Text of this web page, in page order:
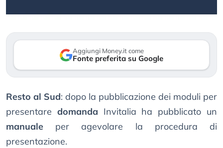
Aggiungi Money.it come
Fonte preferita su Google
Resto al Sud: dopo la pubblicazione dei moduli per
presentare domanda Invitalia ha pubblicato un
manuale per agevolare la procedura di
presentazione.